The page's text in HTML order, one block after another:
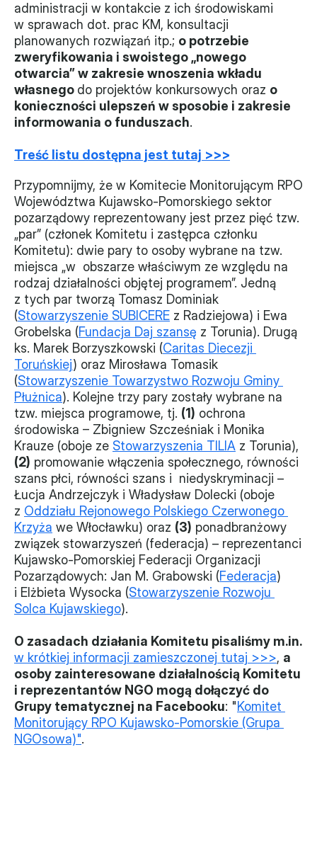
Forum Dobrego Prawa
Certyfikujemy
Certyfikat
Edycja 2024
administracji w kontakcie z ich środowiskami
w sprawach dot. prac KM, konsultacji
planowanych rozwiązań itp.; o potrzebie
zweryfikowania i swoistego „nowego
otwarcia” w zakresie wnoszenia wkładu
własnego do projektów konkursowych oraz o
konieczności ulepszeń w sposobie i zakresie
informowania o funduszach.
Treść listu dostępna jest tutaj >>>
Przypomnijmy, że w Komitecie Monitorującym RPO
Województwa Kujawsko-Pomorskiego sektor
pozarządowy reprezentowany jest przez pięć tzw.
„par” (członek Komitetu i zastępca członku
Komitetu): dwie pary to osoby wybrane na tzw.
miejsca „w  obszarze właściwym ze względu na
rodzaj działalności objętej programem”. Jedną
z tych par tworzą Tomasz Dominiak
(Stowarzyszenie SUBICERE z Radziejowa) i Ewa
Grobelska (Fundacja Daj szansę z Torunia). Drugą
ks. Marek Borzyszkowski (Caritas Diecezji
Toruńskiej) oraz Mirosława Tomasik
(Stowarzyszenie Towarzystwo Rozwoju Gminy
Płużnica). Kolejne trzy pary zostały wybrane na
tzw. miejsca programowe, tj. (1) ochrona
środowiska – Zbigniew Szcześniak i Monika
Krauze (oboje ze Stowarzyszenia TILIA
(2) promowanie włączenia społecznego, równości
szans płci, równości szans i  niedyskryminacji –
Łucja Andrzejczyk i Władysław Dolecki (oboje
z Oddziału Rejonowego Polskiego Czerwonego
Krzyża we Włocławku) oraz (3) ponadbranżowy
związek stowarzyszeń (federacja) – reprezentanci
Kujawsko-Pomorskiej Federacji Organizacji
Pozarządowych: Jan M. Grabowski (Federacja)
i Elżbieta Wysocka (Stowarzyszenie Rozwoju
Solca Kujawskiego).
O zasadach działania Komitetu pisaliśmy m.in.
w krótkiej informacji zamieszczonej tutaj >>>, a
osoby zainteresowane działalnością Komitetu
i reprezentantów NGO mogą dołączyć do
Grupy tematycznej na Facebooku: "Komitet
Monitorujący RPO Kujawsko-Pomorskie (Grupa
NGOsowa)".